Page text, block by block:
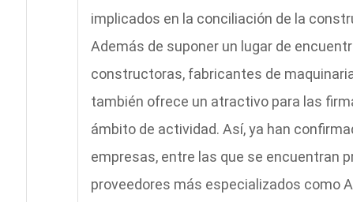
implicados en la conciliación de la
Además de suponer un lugar de
constructoras, fabricantes de
también ofrece un atractivo para las
ámbito de actividad. Así, ya han
empresas, entre las que se encuentran
proveedores más especializados como